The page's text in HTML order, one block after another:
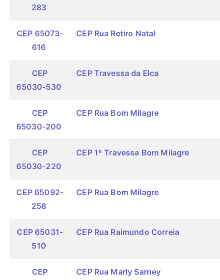
283
CEP 65073-
616
CEP Rua Retiro Natal
CEP
65030-530
CEP Travessa da Elca
CEP
65030-200
CEP Rua Bom Milagre
CEP
65030-220
CEP 1ª Travessa Bom Milagre
CEP 65092-
258
CEP Rua Bom Milagre
CEP 65031-
510
CEP Rua Raimundo Correia
CEP
CEP Rua Marly Sarney